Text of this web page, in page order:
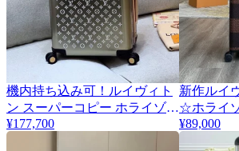
機内持ち込み可！ルイヴィト
ン スーパーコピー ホライゾン
55 キャリーケース M42667
¥177,700
新作ルイ
☆ホライ
ツケース
¥89,000